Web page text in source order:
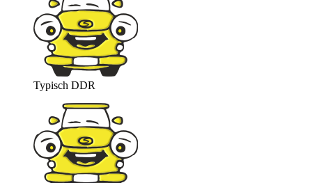
Typisch DDR